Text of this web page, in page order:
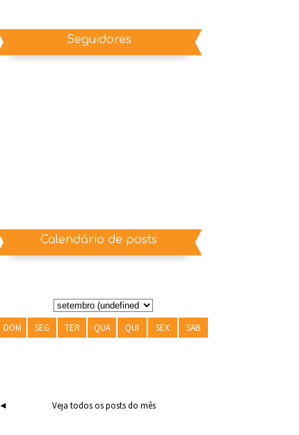
Seguidores
Calendário de posts
DOM SEG TER QUA QUI SEX SAB
◄ Veja todos os posts do mês